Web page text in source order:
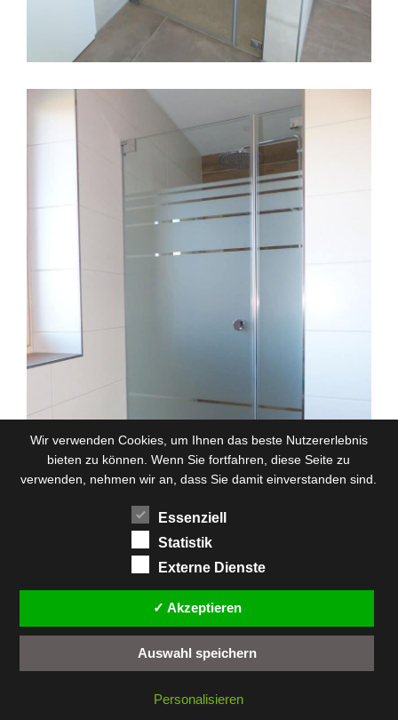
Nischen Duschtür
Wir verwenden Cookies, um Ihnen das beste Nutzererlebnis
bieten zu können. Wenn Sie fortfahren, diese Seite zu
verwenden, nehmen wir an, dass Sie damit einverstanden sind.
Essenziell
Statistik
Externe Dienste
✓ Akzeptieren
Auswahl speichern
Personalisieren